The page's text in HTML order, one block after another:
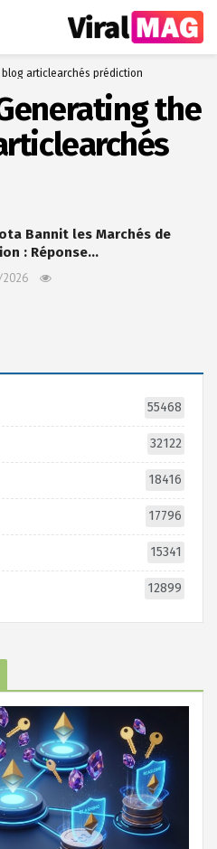
articlearchés prédiction
the
Bannit les Marchés de
: Réponse…
55468
32122
18416
17796
15341
12899